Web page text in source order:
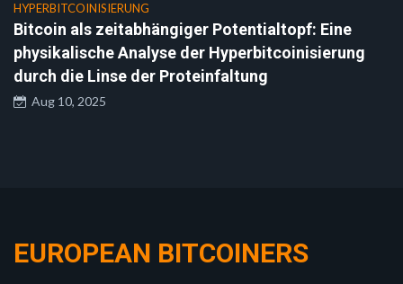
HYPERBITCOINISIERUNG
Bitcoin als zeitabhängiger Potentialtopf: Eine
physikalische Analyse der Hyperbitcoinisierung
durch die Linse der Proteinfaltung
Aug 10, 2025
EUROPEAN BITCOINERS